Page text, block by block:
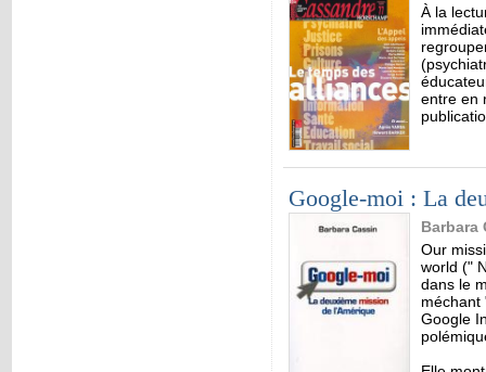
À la
entre en
Google-moi : La
Barbara
Our
world ("
dans le
méchant
Google